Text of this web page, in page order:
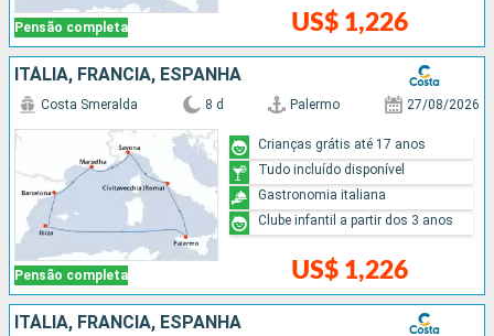
Pensão completa US$ 1,226
ITÁLIA, FRANCIA, ESPANHA
Pensão completa
Costa Smeralda 8 d Palermo 27/08/2026
US$ 1,226
Crianças grátis até 17 anos
Tudo incluído disponível
Gastronomia italiana
Clube infantil a partir dos 3 anos
ITÁLIA, FRANCIA, ESPANHA